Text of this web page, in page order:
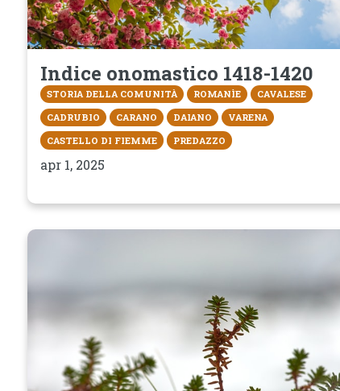
Indice onomastico 1418-1420
STORIA DELLA COMUNITÀ ROMANÌE
CAVALESE
CADRUBIO
CARANO DAIANO
VARENA
CASTELLO DI FIEMME
PREDAZZO
apr 1, 2025